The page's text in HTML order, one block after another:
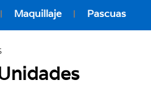
Maquillaje Pascuas